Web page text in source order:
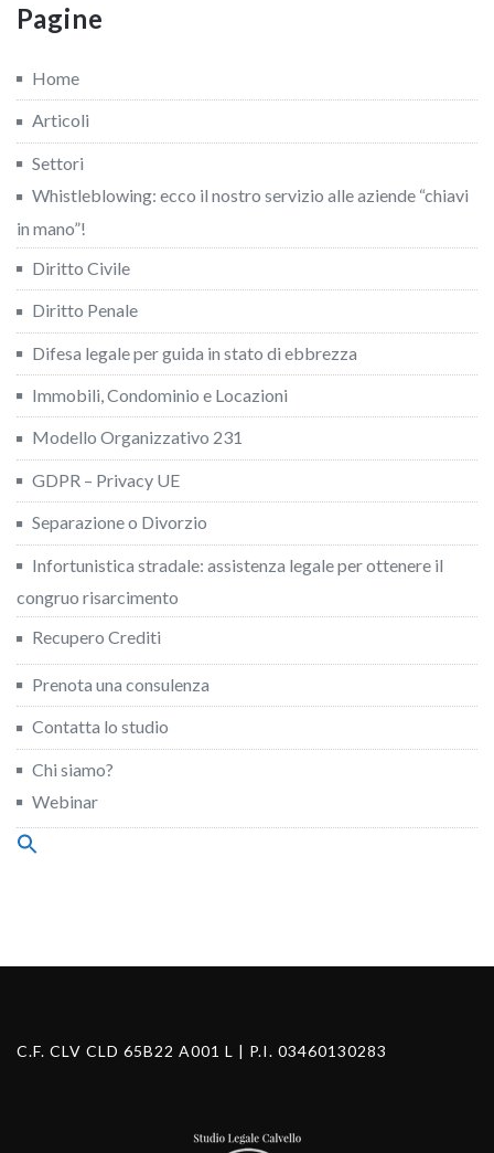
Pagine
Home
Articoli
Settori
Whistleblowing: ecco il nostro servizio alle aziende “chiavi
in mano”!
Diritto Civile
Diritto Penale
Difesa legale per guida in stato di ebbrezza
Immobili, Condominio e Locazioni
Modello Organizzativo 231
GDPR – Privacy UE
Separazione o Divorzio
Infortunistica stradale: assistenza legale per ottenere il
congruo risarcimento
Recupero Crediti
Prenota una consulenza
Contatta lo studio
Chi siamo?
Webinar
Search
C.F. CLV CLD 65B22 A001 L | P.I. 03460130283